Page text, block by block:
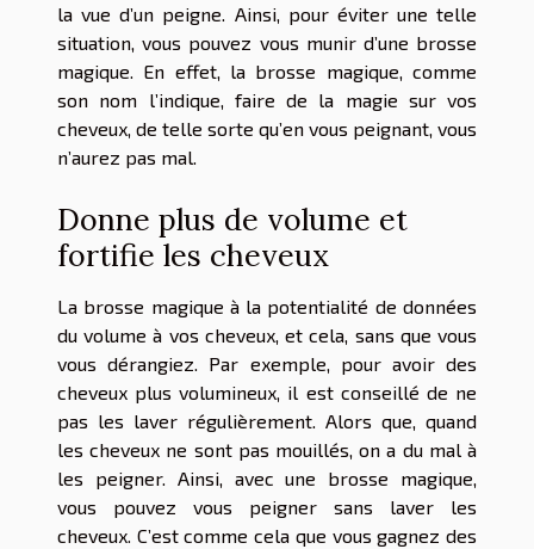
la vue d’un peigne. Ainsi, pour éviter une telle
situation, vous pouvez vous munir d’une brosse
magique. En effet, la brosse magique, comme
son nom l’indique, faire de la magie sur vos
cheveux, de telle sorte qu’en vous peignant, vous
n’aurez pas mal.
Donne plus de volume et
fortifie les cheveux
La brosse magique à la potentialité de données
du volume à vos cheveux, et cela, sans que vous
vous dérangiez. Par exemple, pour avoir des
cheveux plus volumineux, il est conseillé de ne
pas les laver régulièrement. Alors que, quand
les cheveux ne sont pas mouillés, on a du mal à
les peigner. Ainsi, avec une brosse magique,
vous pouvez vous peigner sans laver les
cheveux. C’est comme cela que vous gagnez des